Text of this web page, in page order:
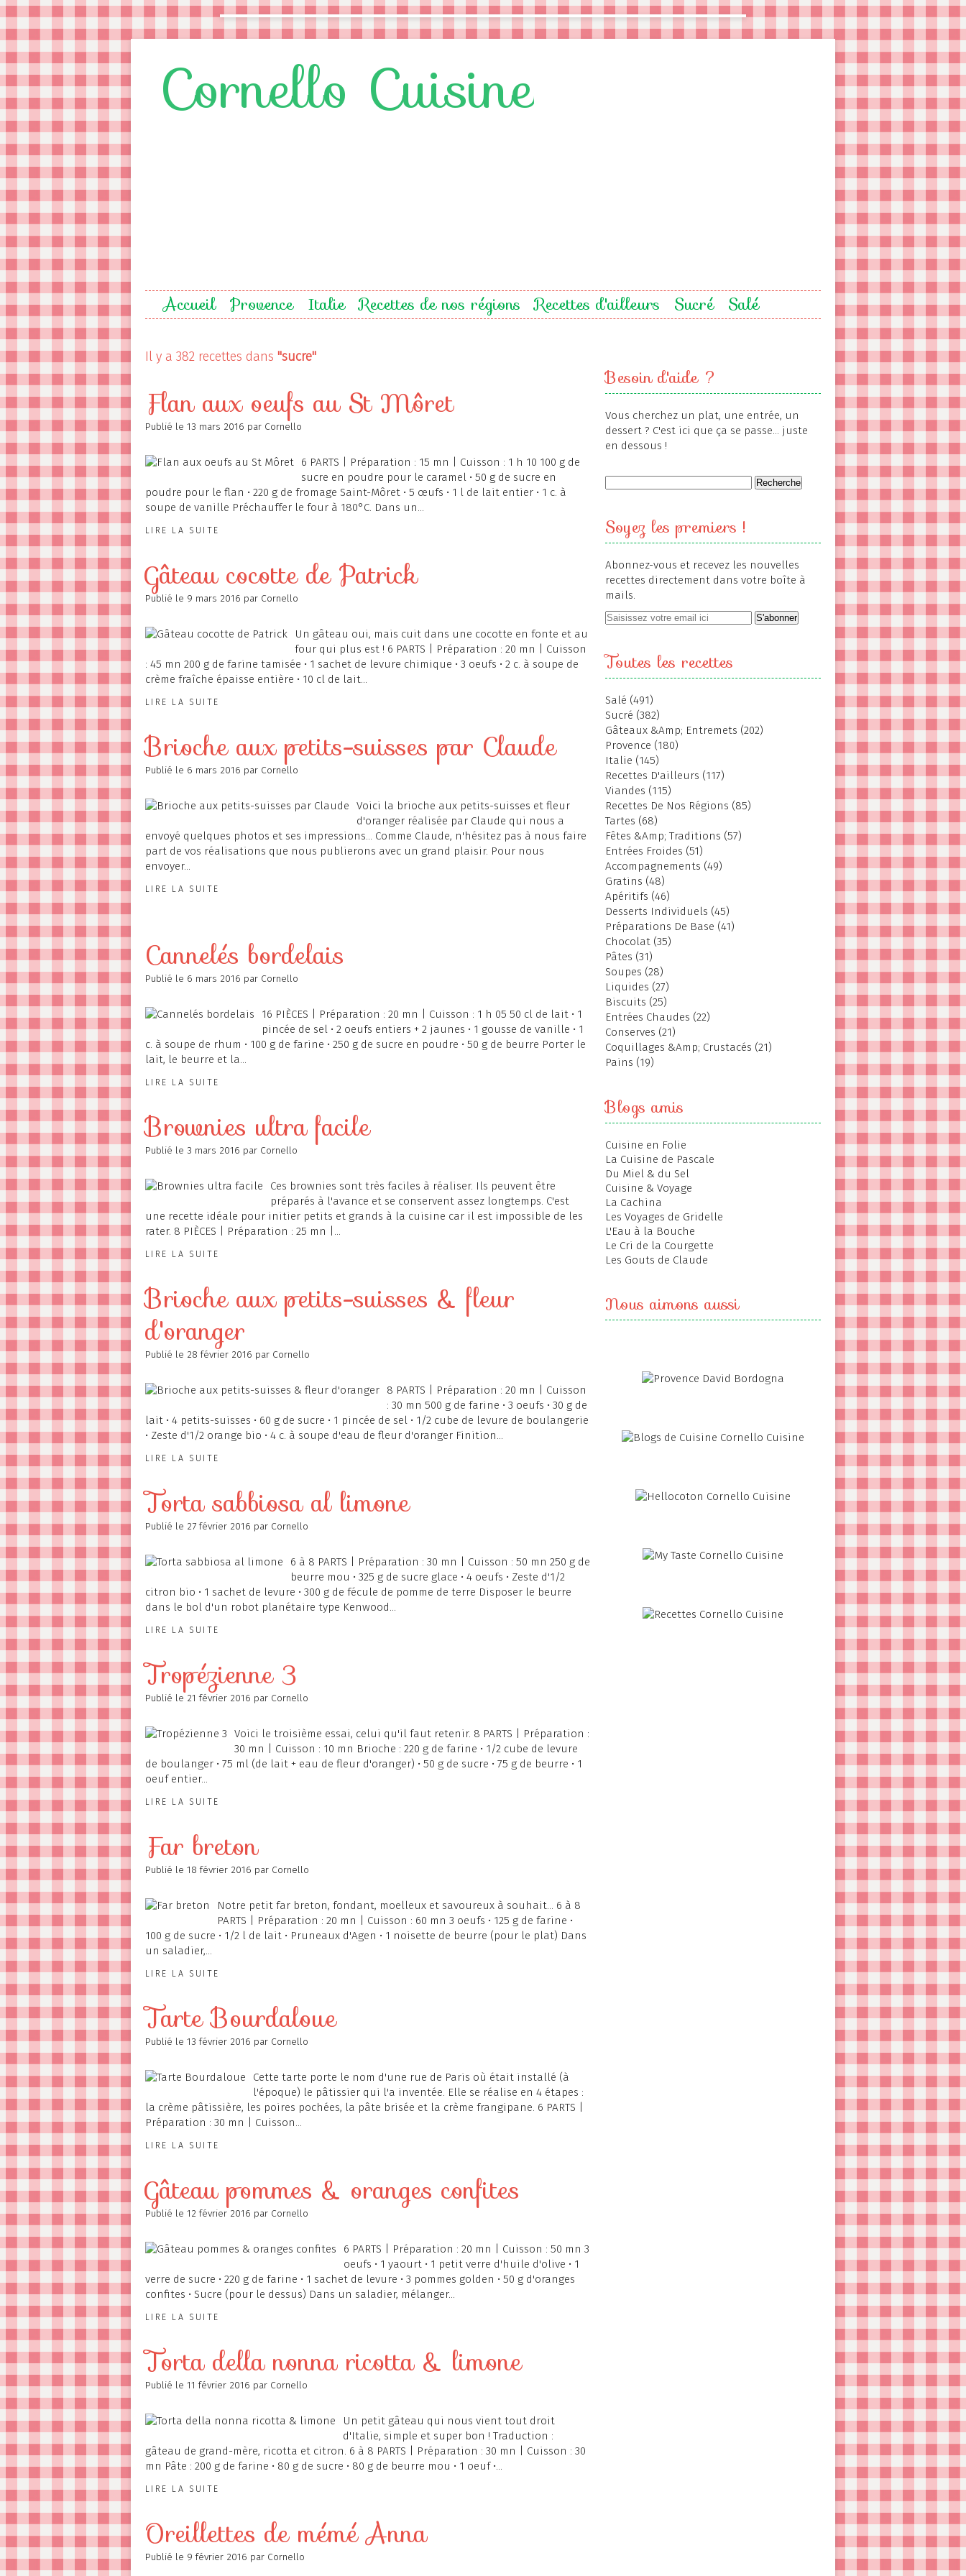
Cornello Cuisine
Accueil Provence Italie Recettes de nos régions Recettes d'ailleurs Sucré Salé
Il y a 382 recettes dans "sucre"
Flan aux oeufs au St Môret
Publié le 13 mars 2016 par Cornello
6 PARTS | Préparation : 15 mn | Cuisson : 1 h 10 100 g de
sucre en poudre pour le caramel • 50 g de sucre en
poudre pour le flan • 220 g de fromage Saint-Môret • 5 œufs • 1 l de lait entier • 1 c. à
soupe de vanille Préchauffer le four à 180°C. Dans un...
LIRE LA SUITE
Gâteau cocotte de Patrick
Publié le 9 mars 2016 par Cornello
Un gâteau oui, mais cuit dans une cocotte en fonte et au
four qui plus est ! 6 PARTS | Préparation : 20 mn | Cuisson
: 45 mn 200 g de farine tamisée • 1 sachet de levure chimique • 3 oeufs • 2 c. à soupe de
crème fraîche épaisse entière • 10 cl de lait...
LIRE LA SUITE
Brioche aux petits-suisses par Claude
Publié le 6 mars 2016 par Cornello
Voici la brioche aux petits-suisses et fleur
d'oranger réalisée par Claude qui nous a
envoyé quelques photos et ses impressions... Comme Claude, n'hésitez pas à nous faire
part de vos réalisations que nous publierons avec un grand plaisir. Pour nous
envoyer...
LIRE LA SUITE
Cannelés bordelais
Publié le 6 mars 2016 par Cornello
16 PIÈCES | Préparation : 20 mn | Cuisson : 1 h 05 50 cl de lait • 1
pincée de sel • 2 oeufs entiers + 2 jaunes • 1 gousse de vanille • 1
c. à soupe de rhum • 100 g de farine • 250 g de sucre en poudre • 50 g de beurre Porter le
lait, le beurre et la...
LIRE LA SUITE
Brownies ultra facile
Publié le 3 mars 2016 par Cornello
Ces brownies sont très faciles à réaliser. Ils peuvent être
préparés à l'avance et se conservent assez longtemps. C'est
une recette idéale pour initier petits et grands à la cuisine car il est impossible de les
rater. 8 PIÈCES | Préparation : 25 mn |...
LIRE LA SUITE
Brioche aux petits-suisses & fleur
d'oranger
Publié le 28 février 2016 par Cornello
8 PARTS | Préparation : 20 mn | Cuisson
: 30 mn 500 g de farine • 3 oeufs • 30 g de
lait • 4 petits-suisses • 60 g de sucre • 1 pincée de sel • 1/2 cube de levure de boulangerie
• Zeste d'1/2 orange bio • 4 c. à soupe d'eau de fleur d'oranger Finition...
LIRE LA SUITE
Torta sabbiosa al limone
Publié le 27 février 2016 par Cornello
6 à 8 PARTS | Préparation : 30 mn | Cuisson : 50 mn 250 g de
beurre mou • 325 g de sucre glace • 4 oeufs • Zeste d'1/2
citron bio • 1 sachet de levure • 300 g de fécule de pomme de terre Disposer le beurre
dans le bol d'un robot planétaire type Kenwood...
LIRE LA SUITE
Tropézienne 3
Publié le 21 février 2016 par Cornello
Voici le troisième essai, celui qu'il faut retenir. 8 PARTS | Préparation :
30 mn | Cuisson : 10 mn Brioche : 220 g de farine • 1/2 cube de levure
de boulanger • 75 ml (de lait + eau de fleur d'oranger) • 50 g de sucre • 75 g de beurre • 1
oeuf entier...
LIRE LA SUITE
Far breton
Publié le 18 février 2016 par Cornello
Notre petit far breton, fondant, moelleux et savoureux à souhait... 6 à 8
PARTS | Préparation : 20 mn | Cuisson : 60 mn 3 oeufs • 125 g de farine •
100 g de sucre • 1/2 l de lait • Pruneaux d'Agen • 1 noisette de beurre (pour le plat) Dans
un saladier,...
LIRE LA SUITE
Tarte Bourdaloue
Publié le 13 février 2016 par Cornello
Cette tarte porte le nom d'une rue de Paris où était installé (à
l'époque) le pâtissier qui l'a inventée. Elle se réalise en 4 étapes :
la crème pâtissière, les poires pochées, la pâte brisée et la crème frangipane. 6 PARTS |
Préparation : 30 mn | Cuisson...
LIRE LA SUITE
Gâteau pommes & oranges confites
Publié le 12 février 2016 par Cornello
6 PARTS | Préparation : 20 mn | Cuisson : 50 mn 3
oeufs • 1 yaourt • 1 petit verre d'huile d'olive • 1
verre de sucre • 220 g de farine • 1 sachet de levure • 3 pommes golden • 50 g d'oranges
confites • Sucre (pour le dessus) Dans un saladier, mélanger...
LIRE LA SUITE
Torta della nonna ricotta & limone
Publié le 11 février 2016 par Cornello
Un petit gâteau qui nous vient tout droit
d'Italie, simple et super bon ! Traduction :
gâteau de grand-mère, ricotta et citron. 6 à 8 PARTS | Préparation : 30 mn | Cuisson : 30
mn Pâte : 200 g de farine • 80 g de sucre • 80 g de beurre mou • 1 oeuf •...
LIRE LA SUITE
Oreillettes de mémé Anna
Publié le 9 février 2016 par Cornello
Besoin d'aide ?
Vous cherchez un plat, une entrée, un
dessert ? C'est ici que ça se passe... juste
en dessous !
Soyez les premiers !
Abonnez-vous et recevez les nouvelles
recettes directement dans votre boîte à
mails.
Toutes les recettes
Salé (491)
Sucré (382)
Gâteaux &Amp; Entremets (202)
Provence (180)
Italie (145)
Recettes D'ailleurs (117)
Viandes (115)
Recettes De Nos Régions (85)
Tartes (68)
Fêtes &Amp; Traditions (57)
Entrées Froides (51)
Accompagnements (49)
Gratins (48)
Apéritifs (46)
Desserts Individuels (45)
Préparations De Base (41)
Chocolat (35)
Pâtes (31)
Soupes (28)
Liquides (27)
Biscuits (25)
Entrées Chaudes (22)
Conserves (21)
Coquillages &Amp; Crustacés (21)
Pains (19)
Blogs amis
Cuisine en Folie
La Cuisine de Pascale
Du Miel & du Sel
Cuisine & Voyage
La Cachina
Les Voyages de Gridelle
L'Eau à la Bouche
Le Cri de la Courgette
Les Gouts de Claude
Nous aimons aussi